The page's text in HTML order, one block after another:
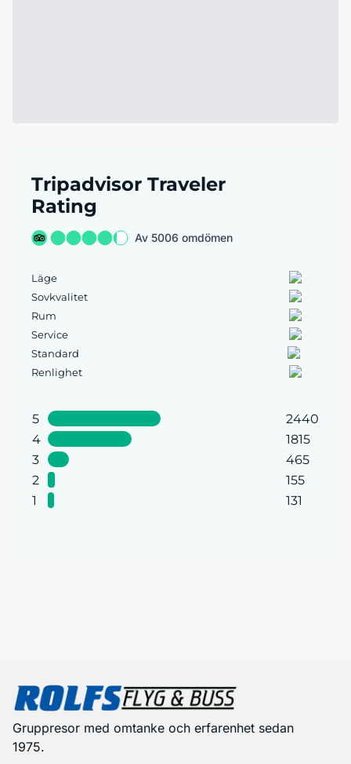
Tripadvisor Traveler
Rating
Av 5006 omdömen
Läge
Sovkvalitet
Rum
Service
Standard
Renlighet
5
2440
4
1815
3
465
2
155
1
131
Gruppresor med omtanke och erfarenhet sedan
1975.